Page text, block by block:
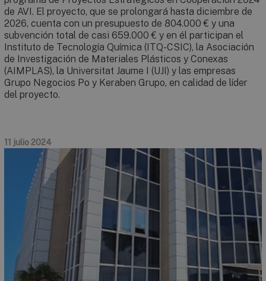
de AVI. El proyecto, que se prolongará hasta diciembre de
2026, cuenta con un presupuesto de 804.000 € y una
subvención total de casi 659.000 € y en él participan el
Instituto de Tecnología Química (ITQ-CSIC), la Asociación
de Investigación de Materiales Plásticos y Conexas
(AIMPLAS), la Universitat Jaume I (UJI) y las empresas
Grupo Negocios Po y Keraben Grupo, en calidad de líder
del proyecto.
11 julio 2024